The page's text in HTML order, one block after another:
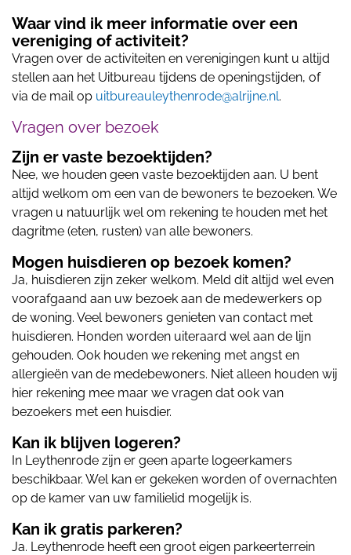
Waar vind ik meer informatie over een
vereniging of activiteit?
Vragen over de activiteiten en verenigingen kunt u altijd
stellen aan het Uitbureau tijdens de openingstijden, of
via de mail op uitbureauleythenrode@alrijne.nl.
Vragen over bezoek
Zijn er vaste bezoektijden?
Nee, we houden geen vaste bezoektijden aan. U bent
altijd welkom om een van de bewoners te bezoeken. We
vragen u natuurlijk wel om rekening te houden met het
dagritme (eten, rusten) van alle bewoners.
Mogen huisdieren op bezoek komen?
Ja, huisdieren zijn zeker welkom. Meld dit altijd wel even
voorafgaand aan uw bezoek aan de medewerkers op
de woning. Veel bewoners genieten van contact met
huisdieren. Honden worden uiteraard wel aan de lijn
gehouden. Ook houden we rekening met angst en
allergieën van de medebewoners. Niet alleen houden wij
hier rekening mee maar we vragen dat ook van
bezoekers met een huisdier.
Kan ik blijven logeren?
In Leythenrode zijn er geen aparte logeerkamers
beschikbaar. Wel kan er gekeken worden of overnachten
op de kamer van uw familielid mogelijk is.
Kan ik gratis parkeren?
Ja. Leythenrode heeft een groot eigen parkeerterrein